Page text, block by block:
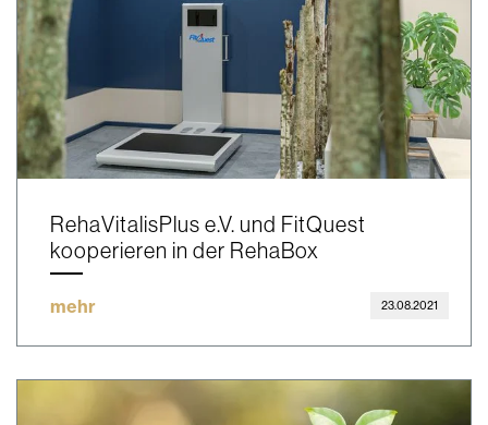
RehaVitalisPlus e.V. und FitQuest
kooperieren in der RehaBox
mehr 23.08.2021